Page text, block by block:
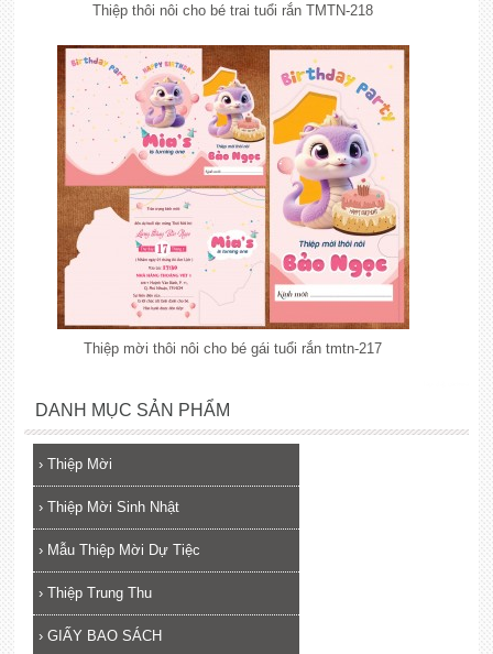
Thiệp thôi nôi cho bé trai tuổi rắn TMTN-218
Thiệp mời thôi nôi cho bé gái tuổi rắn tmtn-217
DANH MỤC SẢN PHẨM
› Thiệp Mời
› Thiệp Mời Sinh Nhật
› Mẫu Thiệp Mời Dự Tiệc
› Thiệp Trung Thu
› GIẤY BAO SÁCH